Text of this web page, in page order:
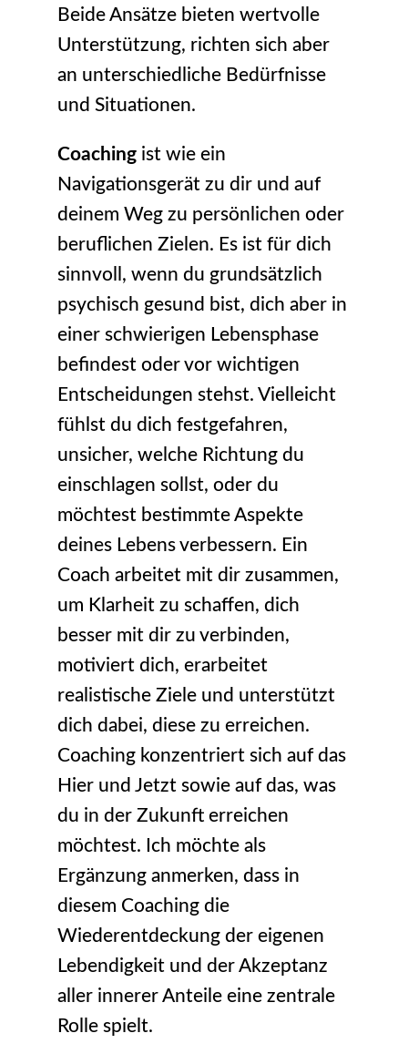
Beide Ansätze bieten wertvolle
Unterstützung, richten sich aber
an unterschiedliche Bedürfnisse
und Situationen.
Coachingist wie ein
Navigationsgerät zu dir und auf
deinem Weg zu persönlichen oder
beruflichen Zielen. Es ist für dich
sinnvoll, wenn du grundsätzlich
psychisch gesund bist, dich aber in
einer schwierigen Lebensphase
befindest oder vor wichtigen
Entscheidungen stehst. Vielleicht
fühlst du dich festgefahren,
unsicher, welche Richtung du
einschlagen sollst, oder du
möchtest bestimmte Aspekte
deines Lebens verbessern. Ein
Coach arbeitet mit dir zusammen,
um Klarheit zu schaffen, dich
besser mit dir zu verbinden,
motiviert dich, erarbeitet
realistische Ziele und unterstützt
dich dabei, diese zu erreichen.
Coaching konzentriert sich auf das
Hier und Jetzt sowie auf das, was
du in der Zukunft erreichen
möchtest. Ich möchte als
Ergänzung anmerken, dass in
diesem Coaching die
Wiederentdeckung der eigenen
Lebendigkeit und der Akzeptanz
aller innerer Anteile eine zentrale
Rolle spielt.